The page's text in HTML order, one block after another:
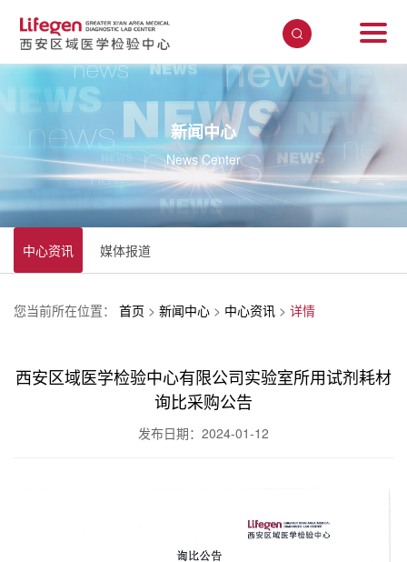
新闻中心
News Center
中心资讯 媒体报道
您当前所在位置： 首页 > 新闻中心 > 中心资讯 > 详情
西安区域医学检验中心有限公司实验室所用试剂耗材
询比采购公告
发布日期：2024-01-12